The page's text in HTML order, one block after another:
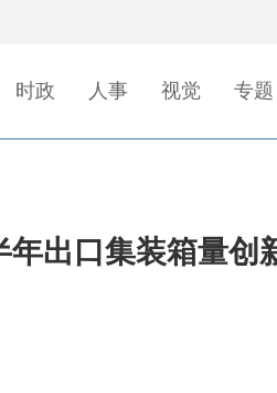
时政 人事 视觉 专题
年出口集装箱量创